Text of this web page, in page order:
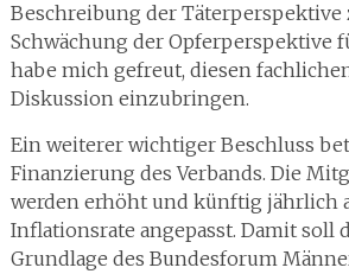
Beschreibung der Täterperspektive
Schwächung der Opferperspektive
habe mich gefreut, diesen
Diskussion einzubringen.
Ein weiterer wichtiger Beschluss
Finanzierung des Verbands. Die
werden erhöht und künftig jährlich
Inflationsrate angepasst. Damit soll
Grundlage des Bundesforum